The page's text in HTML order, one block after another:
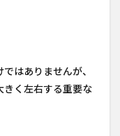
はありませんが、
きく左右する重要な